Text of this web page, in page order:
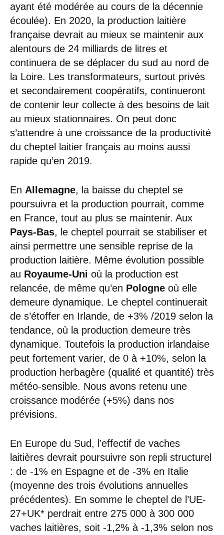
ayant été modérée au cours de la décennie
écoulée). En 2020, la production laitière
française devrait au mieux se maintenir aux
alentours de 24 milliards de litres et
continuera de se déplacer du sud au nord de
la Loire. Les transformateurs, surtout privés
et secondairement coopératifs, continueront
de contenir leur collecte à des besoins de lait
au mieux stationnaires. On peut donc
s’attendre à une croissance de la productivité
du cheptel laitier français au moins aussi
rapide qu’en 2019.
En Allemagne, la baisse du cheptel se
poursuivra et la production pourrait, comme
en France, tout au plus se maintenir. Aux
Pays-Bas, le cheptel pourrait se stabiliser et
ainsi permettre une sensible reprise de la
production laitière. Même évolution possible
au Royaume-Uni où la production est
relancée, de même qu’en Pologne où elle
demeure dynamique. Le cheptel continuerait
de s’étoffer en Irlande, de +3% /2019 selon la
tendance, où la production demeure très
dynamique. Toutefois la production irlandaise
peut fortement varier, de 0 à +10%, selon la
production herbagère (qualité et quantité) très
météo-sensible. Nous avons retenu une
croissance modérée (+5%) dans nos
prévisions.
En Europe du Sud, l’effectif de vaches
laitières devrait poursuivre son repli structurel
: de -1% en Espagne et de -3% en Italie
(moyenne des trois évolutions annuelles
précédentes). En somme le cheptel de l’UE-
27+UK* perdrait entre 275 000 à 300 000
vaches laitières, soit -1,2% à -1,3% selon nos